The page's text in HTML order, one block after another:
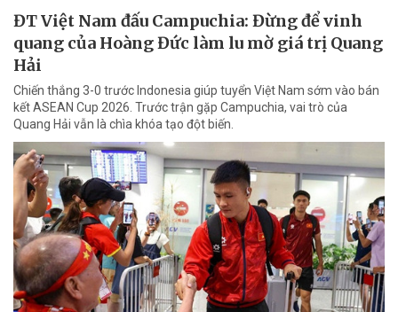
ĐT Việt Nam đấu Campuchia: Đừng để vinh
quang của Hoàng Đức làm lu mờ giá trị Quang
Hải
Chiến thắng 3-0 trước Indonesia giúp tuyển Việt Nam sớm vào bán
kết ASEAN Cup 2026. Trước trận gặp Campuchia, vai trò của
Quang Hải vẫn là chìa khóa tạo đột biến.